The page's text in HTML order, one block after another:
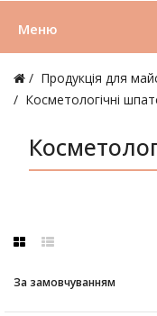
Меню
Продукція для
Косметологічні